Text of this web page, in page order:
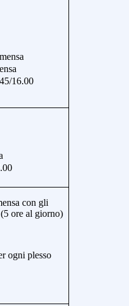
16.00
con gli
ore al giorno)
ogni plesso